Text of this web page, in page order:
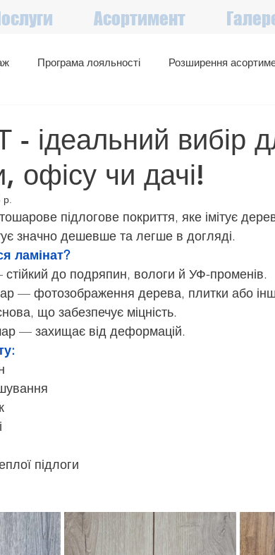
Асортимент
Програма лояльності Розширення
ідеальний вибір
офісу чи дачі!
р.
підлогове покриття, яке імітує
значно дешевше та легше в догляді.
ламінат?
до подряпин, вологи й УФ-променів.
— фотозображення дерева, плитки або
що забезпечує міцність.
— захищає від деформацій.
підлоги